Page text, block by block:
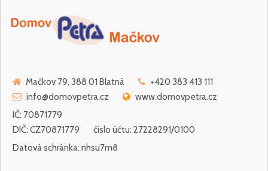
Mačkov 79, 388 01 Blatná
+420 383 413 111
info@domovpetra.cz
www.domovpetra.cz
IČ: 70871779
DIČ: CZ70871779
číslo účtu: 27228291/0100
Datová schránka: nhsu7m8